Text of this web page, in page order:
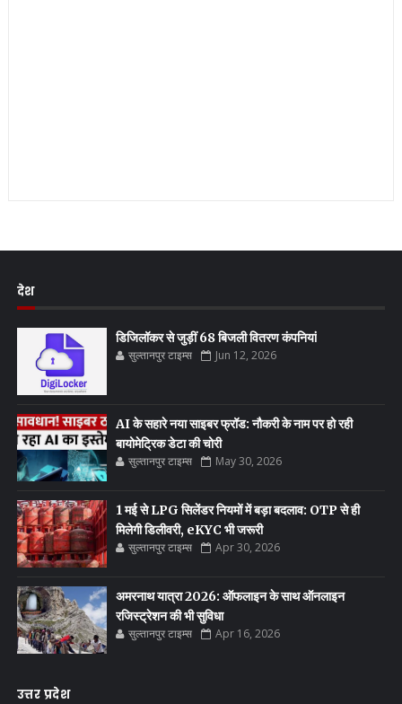
देश
डिजिलॉकर से जुड़ीं 68 बिजली वितरण कंपनियां
सुल्तानपुर टाइम्स Jun 12, 2026
AI के सहारे नया साइबर फ्रॉड: नौकरी के नाम पर हो रही
बायोमेट्रिक डेटा की चोरी
सुल्तानपुर टाइम्स May 30, 2026
1 मई से LPG सिलेंडर नियमों में बड़ा बदलाव: OTP से ही
मिलेगी डिलीवरी, eKYC भी जरूरी
सुल्तानपुर टाइम्स Apr 30, 2026
अमरनाथ यात्रा 2026: ऑफलाइन के साथ ऑनलाइन
रजिस्ट्रेशन की भी सुविधा
सुल्तानपुर टाइम्स Apr 16, 2026
उत्तर प्रदेश